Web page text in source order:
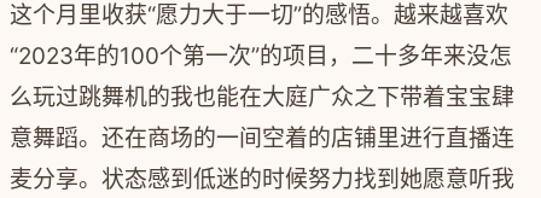
这个月里收获“愿力大于一切”的感悟。越来越喜欢
“2023年的100个第一次”的项目，二十多年来没怎
么玩过跳舞机的我也能在大庭广众之下带着宝宝肆
意舞蹈。还在商场的一间空着的店铺里进行直播连
麦分享。状态感到低迷的时候努力找到她愿意听我